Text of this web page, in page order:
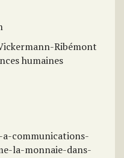
Ribémont
humaines
communications-
la-monnaie-dans-